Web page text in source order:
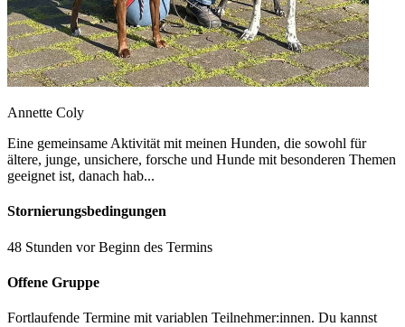
Annette Coly
Eine gemeinsame Aktivität mit meinen Hunden, die sowohl für
ältere, junge, unsichere, forsche und Hunde mit besonderen Themen
geeignet ist, danach hab...
Stornierungsbedingungen
48 Stunden vor Beginn des Termins
Offene Gruppe
Fortlaufende Termine mit variablen Teilnehmer:innen. Du kannst